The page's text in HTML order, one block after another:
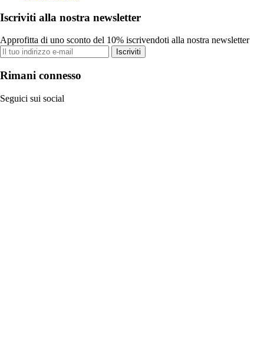
Iscriviti alla nostra newsletter
Approfitta di uno sconto del 10% iscrivendoti alla nostra newsletter
Iscriviti
Rimani connesso
Seguici sui social